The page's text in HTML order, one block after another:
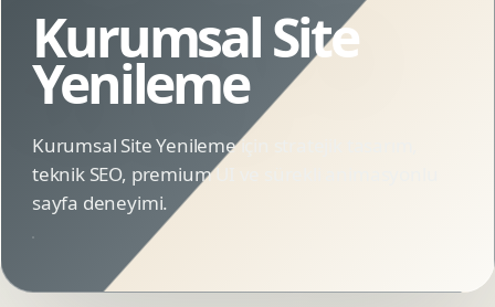
Kurumsal Site
Yenileme
Kurumsal Site Yenileme için stratejik tasarım,
teknik SEO, premium UI ve sürekli animasyonlu
sayfa deneyimi.